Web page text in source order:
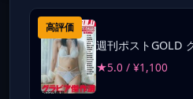
高評価
週刊ポストGOLD
★5.0 / ¥1,100